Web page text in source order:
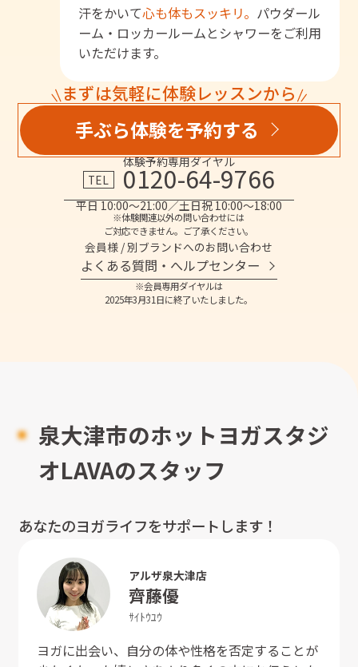
汗をかいて心も体もスッキリ。 パウダール
ーム・ロッカールームとシャワーをご利用
いただけます。
まずは気軽に体験レッスンから
手ぶら体験を予約する
体験予約専用ダイヤル
TEL
0120-64-9766
平日 10:00～21:00／土日祝 10:00～18:00
※体験関連以外の問い合わせには
ご対応できません。ご了承ください。
会員様 / 別ブランドへのお問い合わせ
よくある質問・へルプセンター
※会員専用ダイヤルは
2025年3月31日に終了いたしました。
泉大津市のホットヨガスタジ
オLAVAのスタッフ
あなたのヨガライフをサポートします！
アルザ泉大津店
齊藤優
ｻｲﾄｳﾕｳ
ヨガに出会い、自分の体や性格を否定することが